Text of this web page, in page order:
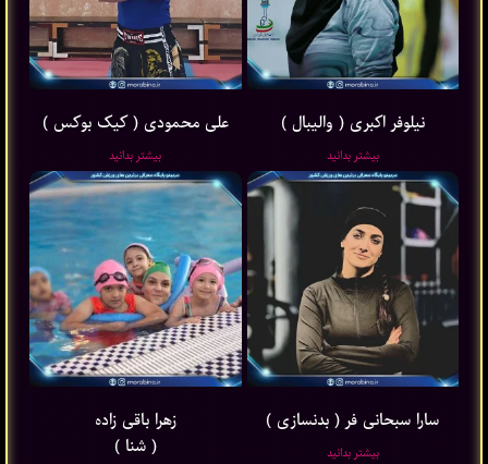
نیلوفر اکبری ( والیبال )
بیشتر بدانید
علی محمودی ( کیک بوکس )
بیشتر بدانید
سارا سبحانی فر ( بدنسازی )
بیشتر بدانید
زهرا باقی ‌زاده
( شنا )